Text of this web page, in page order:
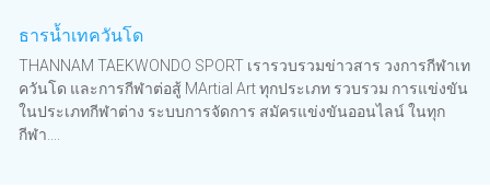
ธารน้ำเทควันโด
THANNAM TAEKWONDO SPORT เรารวบรวมข่าวสาร วงการกีฬาเท
ควันโด และการกีฬาต่อสู้ MArtial Art ทุกประเภท รวบรวม การแข่งขัน
ในประเภทกีฬาต่าง ระบบการจัดการ สมัครแข่งขันออนไลน์ ในทุก
กีฬา....